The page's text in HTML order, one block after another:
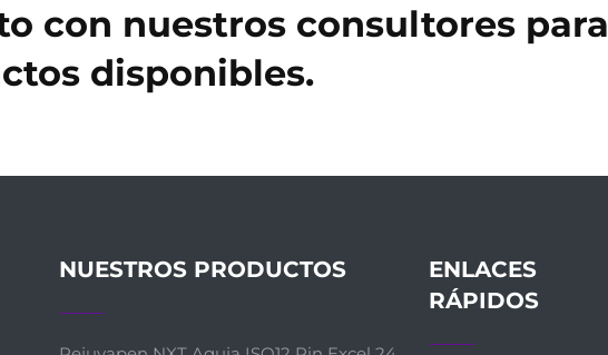
con nuestros consultores para
disponibles.
NUESTROS PRODUCTOS
ENLACES
RÁPIDOS